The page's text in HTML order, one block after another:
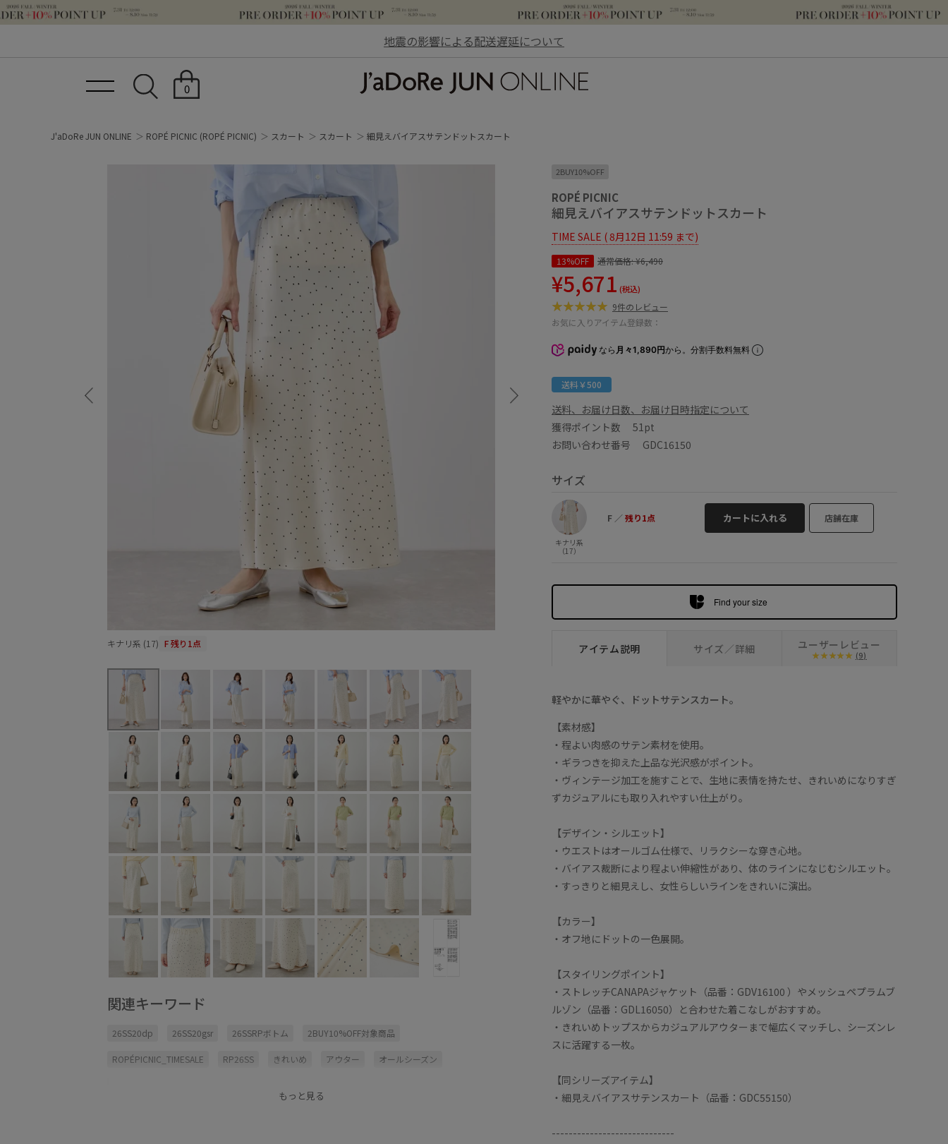
地震の影響による配送遅延について
0
J'aDoRe JUN ONLINE ROPÉ PICNIC (ROPÉ PICNIC) スカート スカート 細見えバイアスサテンドットスカート
キナリ系 (17) F残り1点
関連キーワード
26SS20dp 26SS20gsr 26SSRPボトム 2BUY10%OFF対象商品
ROPÉPICNIC_TIMESALE RP26SS きれいめ アウター オールシーズン
もっと見る
2BUY10%OFF
ROPÉ PICNIC
細見えバイアスサテンドットスカート
TIME SALE ( 8月12日 11:59 まで)
13%OFF 通常価格:¥6,490
¥5,671 (税込)
9件のレビュー
お気に入りアイテム登録数：
なら 月々1,890円から。分割手数料無料
送料￥500
送料、お届け日数、お届け日時指定について
獲得ポイント数 51pt
お問い合わせ番号 GDC16150
サイズ
キナリ系
（17）
F ／残り1点 カートに入れる 店舗在庫
Find your size
アイテム説明 サイズ／詳細 ユーザーレビュー
(9)
軽やかに華やぐ、ドットサテンスカート。
【素材感】
・程よい肉感のサテン素材を使用。
・ギラつきを抑えた上品な光沢感がポイント。
・ヴィンテージ加工を施すことで、生地に表情を持たせ、きれいめになりすぎ
ずカジュアルにも取り入れやすい仕上がり。
【デザイン・シルエット】
・ウエストはオールゴム仕様で、リラクシーな穿き心地。
・バイアス裁断により程よい伸縮性があり、体のラインになじむシルエット。
・すっきりと細見えし、女性らしいラインをきれいに演出。
【カラー】
・オフ地にドットの一色展開。
【スタイリングポイント】
・ストレッチCANAPAジャケット（品番：GDV16100 ）やメッシュペプラムブ
ルゾン（品番：GDL16050）と合わせた着こなしがおすすめ。
・きれいめトップスからカジュアルアウターまで幅広くマッチし、シーズンレ
スに活躍する一枚。
【同シリーズアイテム】
・細見えバイアスサテンスカート（品番：GDC55150）
-----------------------------